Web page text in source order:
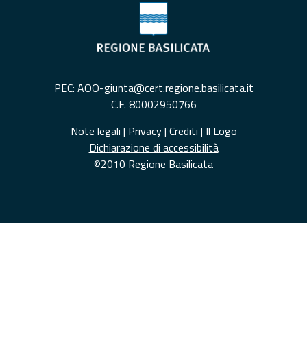
PEC: AOO-giunta@cert.regione.basilicata.it
C.F. 80002950766
Note legali | Privacy| Crediti | Il Logo
Dichiarazione di accessibilità
©2010 Regione Basilicata